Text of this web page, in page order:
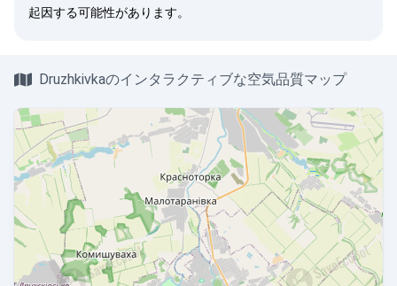
起因する可能性があります。
Druzhkivkaのインタラクティブな空気品質マップ